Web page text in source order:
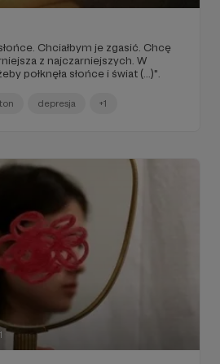
Chciałbym je zgasić. Chcę
z najczarniejszych. W
połknęła słońce i świat (...)".
depresja +1